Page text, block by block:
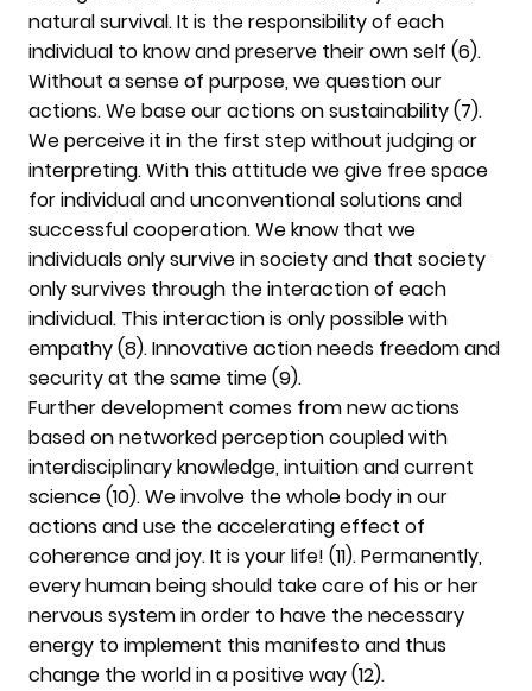
natural survival. It is the responsibility of each
individual to know and preserve their own self (6).
Without a sense of purpose, we question our
actions. We base our actions on sustainability (7).
We perceive it in the first step without judging or
interpreting. With this attitude we give free space
for individual and unconventional solutions and
successful cooperation. We know that we
individuals only survive in society and that society
only survives through the interaction of each
individual. This interaction is only possible with
empathy (8). Innovative action needs freedom and
security at the same time (9).
Further development comes from new actions
based on networked perception coupled with
interdisciplinary knowledge, intuition and current
science (10). We involve the whole body in our
actions and use the accelerating effect of
coherence and joy. It is your life! (11). Permanently,
every human being should take care of his or her
nervous system in order to have the necessary
energy to implement this manifesto and thus
change the world in a positive way (12).